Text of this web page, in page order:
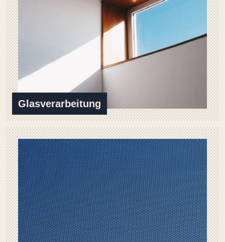
Glasverarbeitung